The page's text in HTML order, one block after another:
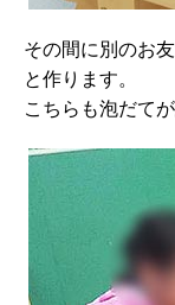
その間に別のお
と作ります。
こちらも泡だてが